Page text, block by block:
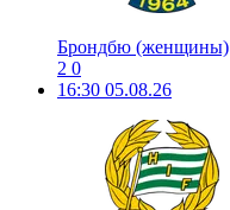
Брондбю (женщины)
2 0
16:30 05.08.26